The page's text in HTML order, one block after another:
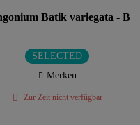
Batik variegata - B
SELECTED
Merken
Zur Zeit nicht verfügbar